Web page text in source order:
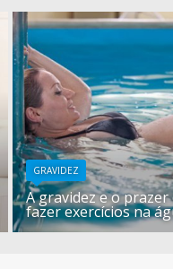
GRAVIDEZ
A gravidez e o prazer
fazer exercícios na